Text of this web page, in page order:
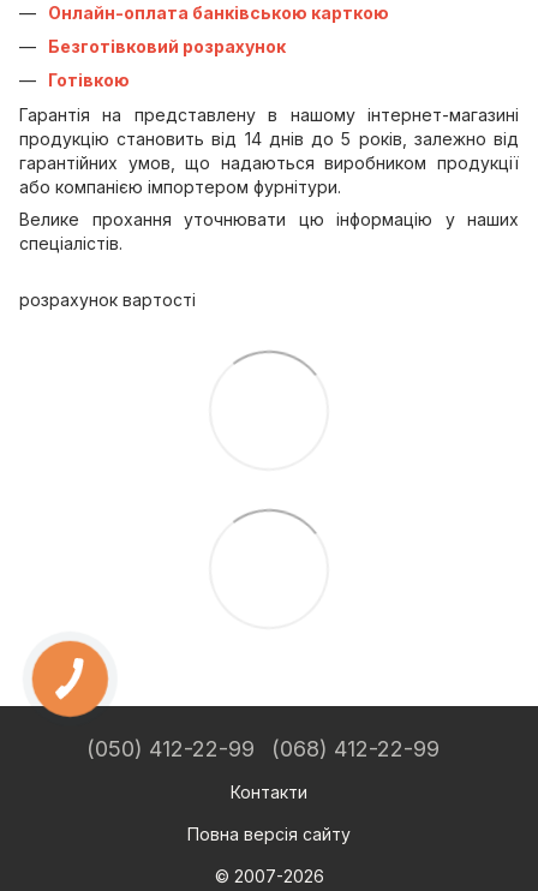
Онлайн-оплата банківською карткою
Безготівковий розрахунок
Готівкою
Гарантія на представлену в нашому інтернет-магазині
продукцію становить від 14 днів до 5 років, залежно від
гарантійних умов, що надаються виробником продукції
або компанією імпортером фурнітури.
Велике прохання уточнювати цю інформацію у наших
спеціалістів.
розрахунок вартості
(050) 412-22-99 (068) 412-22-99
Контакти
Повна версія сайту
© 2007-2026